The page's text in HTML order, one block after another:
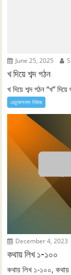
June 25, 2025
খ দিয়ে শব্দ গঠন
খ দিয়ে শব্দ গঠন “খ”
এডুকেশনাল নিউজ
December 4, 2023
কথায় লিখ ১-১০০
কথায় লিখ ১-১০০, কথায়